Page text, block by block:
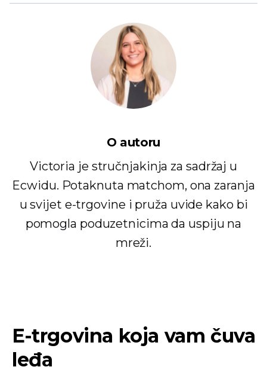
O autoru
Victoria je stručnjakinja za sadržaj u
Ecwidu. Potaknuta matchom, ona zaranja
u svijet e-trgovine i pruža uvide kako bi
pomogla poduzetnicima da uspiju na
mreži.
E-trgovina koja vam čuva
leđa